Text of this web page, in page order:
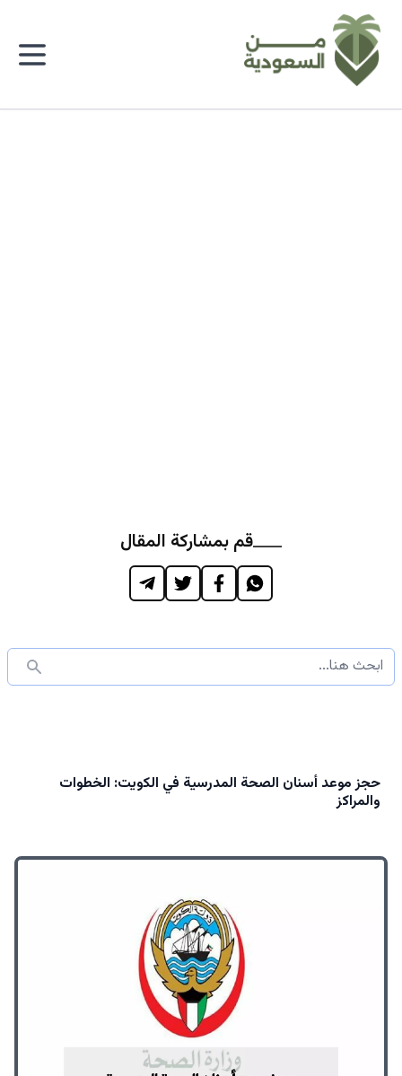
قم بمشاركة المقال
حجز موعد أسنان الصحة المدرسية في الكويت: الخطوات
والمراكز